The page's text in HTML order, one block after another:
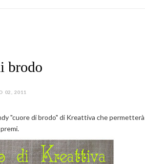
brodo
02, 2011
"cuore di brodo" di Kreattiva che permetterà